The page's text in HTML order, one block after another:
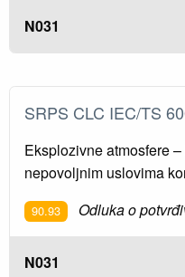
N031
SRPS CLC IEC/TS
Eksplozivne atmosfere
nepovoljnim uslovima
90.93 Odluka o
N031